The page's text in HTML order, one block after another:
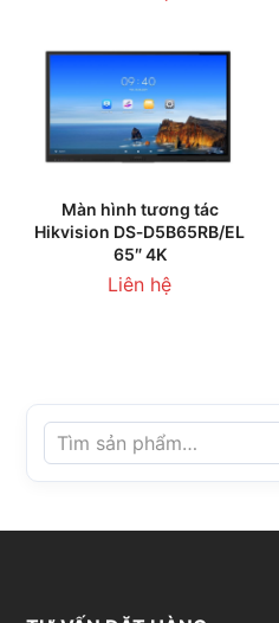
Màn hình tương tác
Hikvision DS‑D5B65RB/EL
65″ 4K
Liên hệ